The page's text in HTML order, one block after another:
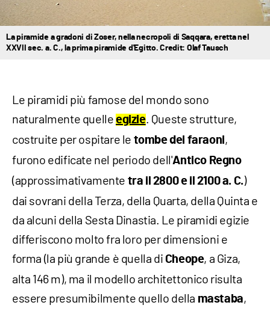
La piramide a gradoni di Zoser, nella necropoli di Saqqara, eretta nel
XXVII sec. a. C., la prima piramide d'Egitto. Credit: Olaf Tausch
Le piramidi più famose del mondo sono
naturalmente quelleegizie. Queste strutture,
costruite per ospitare le tombe dei faraoni,
furono edificate nel periodo dell'Antico Regno
(approssimativamente tra il 2800 e il 2100 a. C.)
dai sovrani della Terza, della Quarta, della Quinta e
da alcuni della Sesta Dinastia. Le piramidi egizie
differiscono molto fra loro per dimensioni e
forma (la più grande è quella di Cheope, a Giza,
alta 146 m), ma il modello architettonico risulta
essere presumibilmente quello della mastaba,